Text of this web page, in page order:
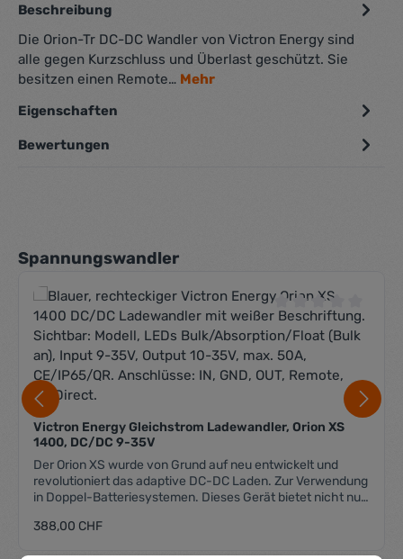
Beschreibung
Die Orion-Tr DC-DC Wandler von Victron Energy sind
alle gegen Kurzschluss und Überlast geschützt. Sie
besitzen einen Remote… Mehr
Eigenschaften
Bewertungen
Produktgalerie überspringen
Spannungswandler
Durchschnittliche
Victron Energy Gleichstrom Ladewandler, Orion XS
1400, DC/DC 9-35V
Der Orion XS wurde von Grund auf neu entwickelt und
revolutioniert das adaptive DC-DC Laden. Zur Verwendung
in Doppel-Batteriesystemen. Dieses Gerät bietet nicht nur
Sicherheit Ihres Systems. Fernsteuerbar über ein BMS
Regulärer Preis:
388,00 CHF